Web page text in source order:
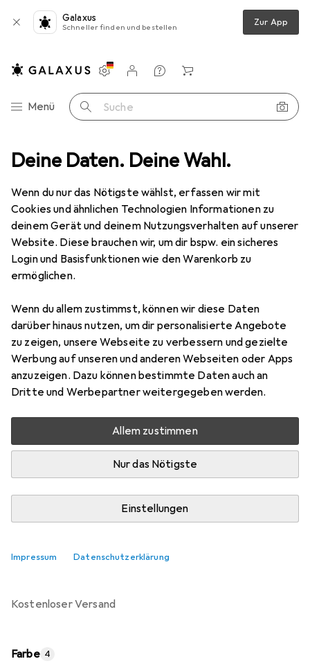
Deine Daten. Deine Wahl.
Wenn du nur das Nötigste wählst, erfassen wir mit
Cookies und ähnlichen Technologien Informationen zu
deinem Gerät und deinem Nutzungsverhalten auf unserer
Website. Diese brauchen wir, um dir bspw. ein sicheres
Login und Basisfunktionen wie den Warenkorb zu
ermöglichen.
Wenn du allem zustimmst, können wir diese Daten
darüber hinaus nutzen, um dir personalisierte Angebote
zu zeigen, unsere Webseite zu verbessern und gezielte
Werbung auf unseren und anderen Webseiten oder Apps
anzuzeigen. Dazu können bestimmte Daten auch an
Dritte und Werbepartner weitergegeben werden.
Allem zustimmen
Nur das Nötigste
Einstellungen
Impressum Datenschutzerklärung
Galaxus
Schneller finden und bestellen Zur App
Navigation nach Kategorien
Menü Suche
Einstellungen
Kundenkonto
Vergleichslisten
Merklisten
Warenkorb
Zubehör Modellbau Oracover Orastick hellrot 2 Meter Rolle
2 Bilder
OracoverOrastick hellrot 2 Meter
Rolle
Preis in EUR inkl. MwSt.
EUR
34,90
Bewertungen
Zwischen Do, 20.8. und Di, 25.8. geliefert
Nur 1 Stück an Lager beim Lieferanten
Benachrichtigen, wenn schneller verfügbar
Lieferort angeben für genaue Lieferzeit
kostenloser Versand
Farbe 4